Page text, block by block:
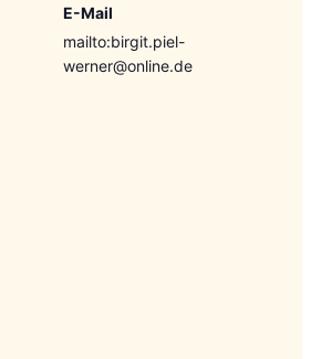
E-Mail
mailto:birgit.piel-
werner@online.de